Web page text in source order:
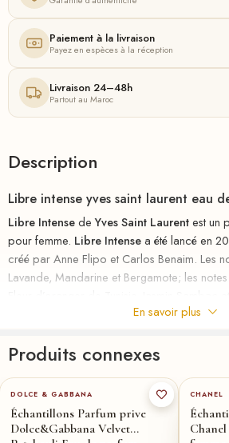
Paiement à la livraison
Payez en espèces à la réception
Livraison 24–48h
Partout au Maroc
Description
Libre intense yves saint laurent eau
Libre IntensedeYves Saint Laurentest un
pour femme. Libre Intensea été lancé en
créé par Anne Flipo et Carlos Benaim. Les
Lavande, Mandarine et Bergamote; les
fond sont Vanille de Madagascar, Fève de
Une intensité florale ardente pour une femme
qui vie selon ses instincts.
L’HISTOIRE
La femme Libre déchaine ses instincts les
En savoir plus
Produits connexes
DOLCE & GABBANA
Échantillons Parfum prive
Dolce&Gabbana Velvet
CHANEL